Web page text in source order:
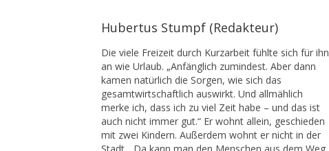
Hubertus Stumpf (Redakteur)
Die viele Freizeit durch Kurzarbeit fühlte sich für ihn
an wie Urlaub. „Anfänglich zumindest. Aber dann
kamen natürlich die Sorgen, wie sich das
gesamtwirtschaftlich auswirkt. Und allmählich
merke ich, dass ich zu viel Zeit habe – und das ist
auch nicht immer gut.“ Er wohnt allein, geschieden
mit zwei Kindern. Außerdem wohnt er nicht in der